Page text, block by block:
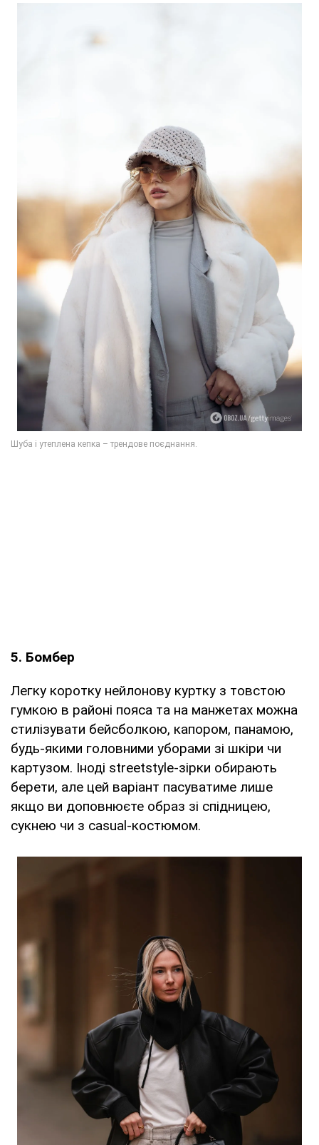
5. Бомбер
Легку коротку нейлонову куртку з товстою
гумкою в районі пояса та на манжетах можна
стилізувати бейсболкою, капором, панамою,
будь-якими головними уборами зі шкіри чи
картузом. Іноді streetstyle-зірки обирають
берети, але цей варіант пасуватиме лише
якщо ви доповнюєте образ зі спідницею,
сукнею чи з casual-костюмом.